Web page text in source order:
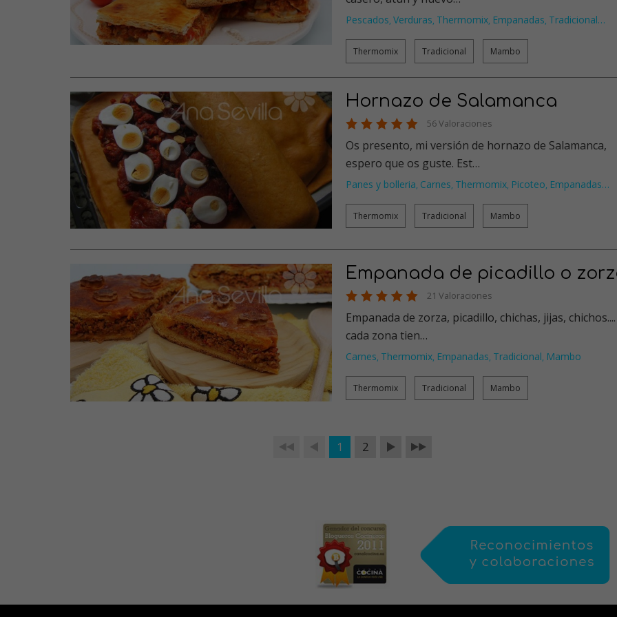
Pescados, Verduras, Thermomix, Empanadas, Tradicional…
Thermomix Tradicional Mambo
Hornazo de Salamanca
56 Valoraciones
Os presento, mi versión de hornazo de Salamanca,
espero que os guste. Est…
Panes y bolleria, Carnes, Thermomix, Picoteo, Empanadas…
Thermomix Tradicional Mambo
Empanada de picadillo o
21 Valoraciones
Empanada de zorza, picadillo, chichas, jijas,
cada zona tien…
Carnes, Thermomix, Empanadas, Tradicional, Mambo
Thermomix Tradicional Mambo
1 2